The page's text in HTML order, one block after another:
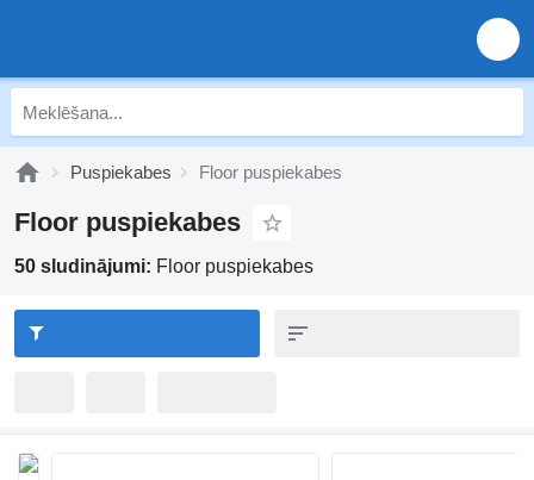
Puspiekabes Floor puspiekabes
Floor puspiekabes
50 sludinājumi: Floor puspiekabes